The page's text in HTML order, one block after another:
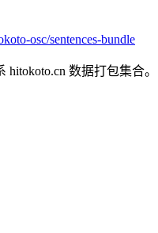
osc/sentences-bundle
数据打包集合。